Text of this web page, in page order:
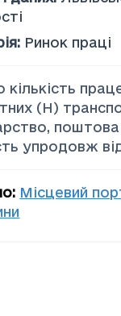
: Ринок праці
кількість
(H)
упродовж
: Місцевий